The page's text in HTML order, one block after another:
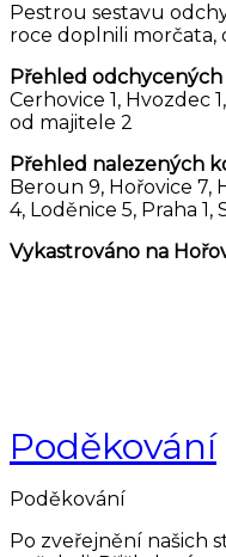
Pestrou sestavu
roce doplnili morčata,
Přehled odchycených
Cerhovice 1, Hvozdec
od majitele 2
Přehled nalezených
Beroun 9, Hořovice 7,
4, Loděnice 5, Praha 1,
Vykastrováno na
Poděkování
Poděkování
Po zveřejnění našich